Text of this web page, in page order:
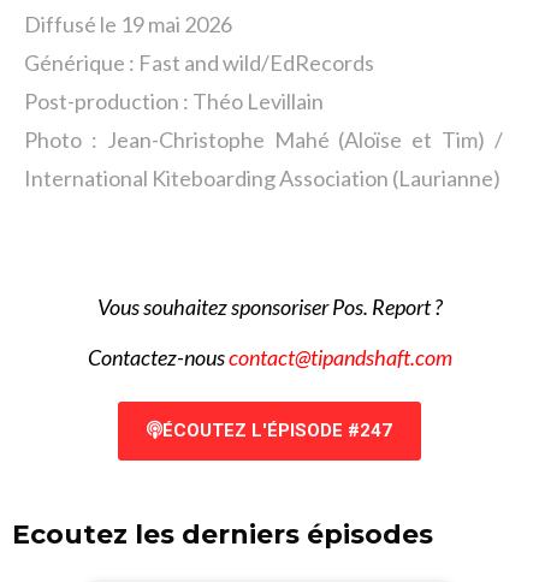
Diffusé le 19 mai 2026
Générique : Fast and wild/EdRecords
Post-production : Théo Levillain
Photo : Jean-Christophe Mahé (Aloïse et Tim) /
International Kiteboarding Association (Laurianne)
Vous souhaitez sponsoriser Pos. Report ?
Contactez-nouscontact@tipandshaft.com
ÉCOUTEZ L'ÉPISODE #247
Ecoutez les derniers épisodes